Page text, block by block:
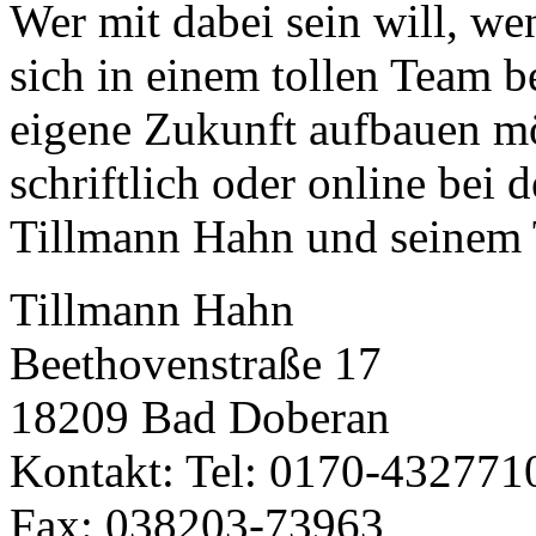
keine sind.
Ein Potpourrie professioneller Rezepte.
regionalen Küche. Nachkochbar,
immer mit der besonderen Note.
Wer mit dabei sein will,
sich in einem tollen Team
eigene Zukunft aufbauen
schriftlich oder online bei
Tillmann Hahn und seinem
Tillmann Hahn
Beethovenstraße 17
18209 Bad Doberan
Kontakt: Tel: 0170-
Fax: 038203-73963